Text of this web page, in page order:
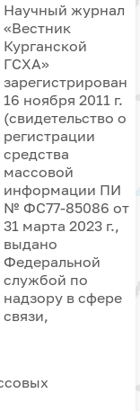
Научный журнал
«Вестник
Курганской
ГСХА»
зарегистрирован
16 ноября 2011 г.
(свидетельство о
регистрации
средства
массовой
информации ПИ
№ ФС77-85086 от
31 марта 2023 г.,
выдано
Федеральной
службой по
надзору в сфере
связи,